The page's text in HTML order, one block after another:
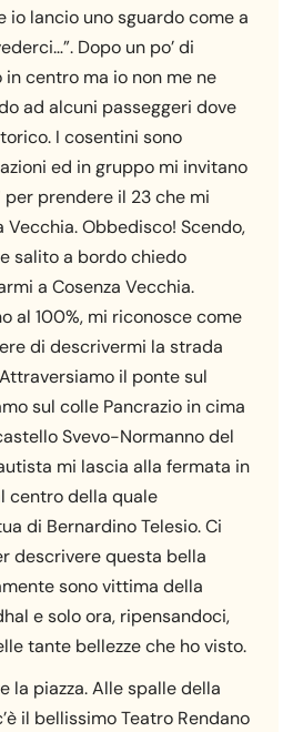
io lancio uno sguardo come a
Dopo un po’ di
centro ma io non me ne
ad alcuni passeggeri dove
I cosentini sono
ed in gruppo mi invitano
prendere il 23 che mi
Vecchia. Obbedisco! Scendo,
salito a bordo chiedo
a Cosenza Vecchia.
al 100%, mi riconosce come
di descrivermi la strada
il ponte sul
sul colle Pancrazio in cima
Svevo-Normanno del
mi lascia alla fermata in
centro della quale
di Bernardino Telesio. Ci
descrivere questa bella
sono vittima della
e solo ora, ripensandoci,
tante bellezze che ho visto.
la piazza. Alle spalle della
il bellissimo Teatro Rendano